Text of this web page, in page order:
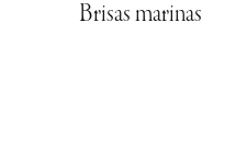
Brisas marinas